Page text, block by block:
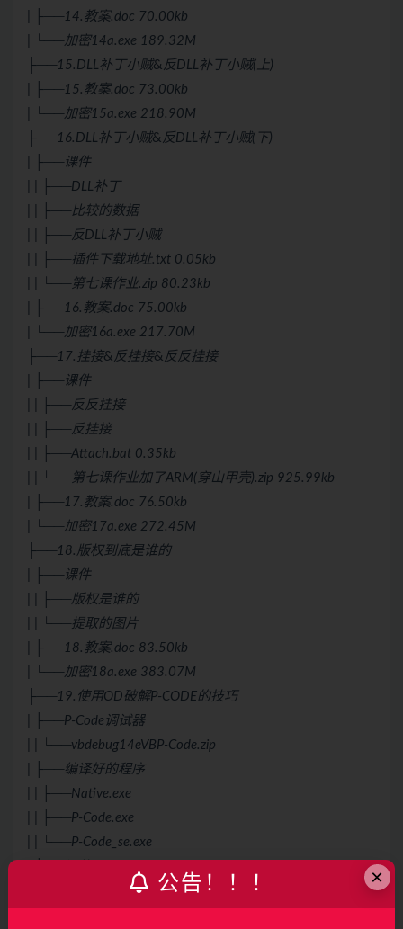
| ├──14.教案.doc 70.00kb
| └──加密14a.exe 189.32M
├──15.DLL补丁小贼& 反DLL补丁小贼(上)
| ├──15.教案.doc 73.00kb
| └──加密15a.exe 218.90M
├──16.DLL补丁小贼& 反DLL补丁小贼(下)
| ├──课件
| | ├──DLL补丁
| | ├──比较的数据
| | ├──反DLL补丁小贼
| | ├──插件下载地址.txt 0.05kb
| | └──第七课作业.zip 80.23kb
| ├──16.教案.doc 75.00kb
| └──加密16a.exe 217.70M
├──17.挂接& 反挂接& 反反挂接
| ├──课件
| | ├──反反挂接
| | ├──反挂接
| | ├──Attach.bat 0.35kb
| | └──第七课作业加了ARM(穿山甲壳).zip 925.99kb
| ├──17.教案.doc 76.50kb
| └──加密17a.exe 272.45M
├──18.版权到底是谁的
| ├──课件
| | ├──版权是谁的
| | └──提取的图片
| ├──18.教案.doc 83.50kb
| └──加密18a.exe 383.07M
├──19.使用OD破解P-CODE的技巧
| ├──P-Code调试器
| | └──vbdebug14eVBP-Code.zip
| ├──编译好的程序
| | ├──Native.exe
| | ├──P-Code.exe
| | └──P-Code_se.exe
| | ├──Vb_autoBak
×
公告！！！